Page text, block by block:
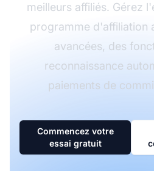
meilleurs affiliés. Gérez
programme d'affiliation
avancées, des
reconnaissance
paiements de
Commencez votre
essai gratuit